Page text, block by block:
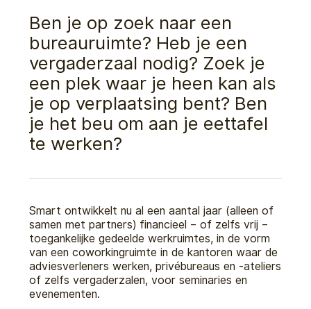
Ben je op zoek naar een
bureauruimte? Heb je een
vergaderzaal nodig? Zoek je
een plek waar je heen kan als
je op verplaatsing bent? Ben
je het beu om aan je eettafel
te werken?
Smart ontwikkelt nu al een aantal jaar (alleen of
samen met partners) financieel – of zelfs vrij –
toegankelijke gedeelde werkruimtes, in de vorm
van een coworkingruimte in de kantoren waar de
adviesverleners werken, privébureaus en -ateliers
of zelfs vergaderzalen, voor seminaries en
evenementen.